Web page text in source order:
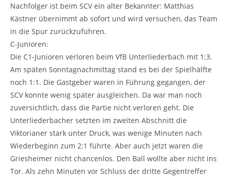
Nachfolger ist beim SCV ein alter Bekannter: Matthias
Kästner übernimmt ab sofort und wird versuchen, das Team
in die Spur zurückzuführen.
C-Junioren:
Die C1-Junioren verloren beim VfB Unterliederbach mit 1:3.
Am späten Sonntagnachmittag stand es bei der Spielhälfte
noch 1:1. Die Gastgeber waren in Führung gegangen, der
SCV konnte wenig später ausgleichen. Da war man noch
zuversichtlich, dass die Partie nicht verloren geht. Die
Unterliederbacher setzten im zweiten Abschnitt die
Viktorianer stark unter Druck, was wenige Minuten nach
Wiederbeginn zum 2:1 führte. Aber auch jetzt waren die
Griesheimer nicht chancenlos. Den Ball wollte aber nicht ins
Tor. Als zehn Minuten vor Schluss der dritte Gegentreffer